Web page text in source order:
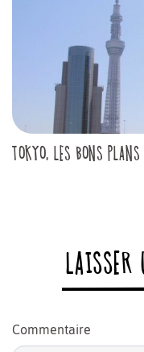
TOKYO, LES BONS
Commentaire